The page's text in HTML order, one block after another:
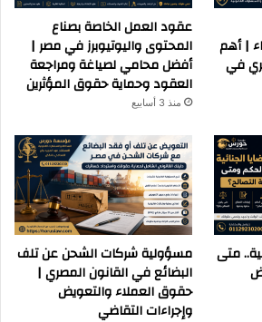
| أهم
في
عقود العمل الخاصة بصناع
المحتوى واليوتيوبرز في مصر |
أفضل محامي لصياغة ومراجعة
العقود وحماية حقوق المؤثرين
منذ 3 أسابيع
متى
مسؤولية شركات الشحن عن تلف
البضائع في القانون المصري |
حقوق العملاء والتعويض
وإجراءات التقاضي